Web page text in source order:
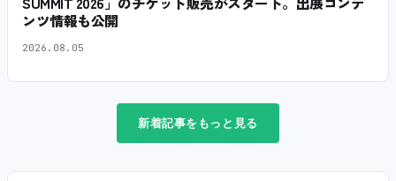
ンツ情報も公開
2026.08.05
新着記事をもっと見る